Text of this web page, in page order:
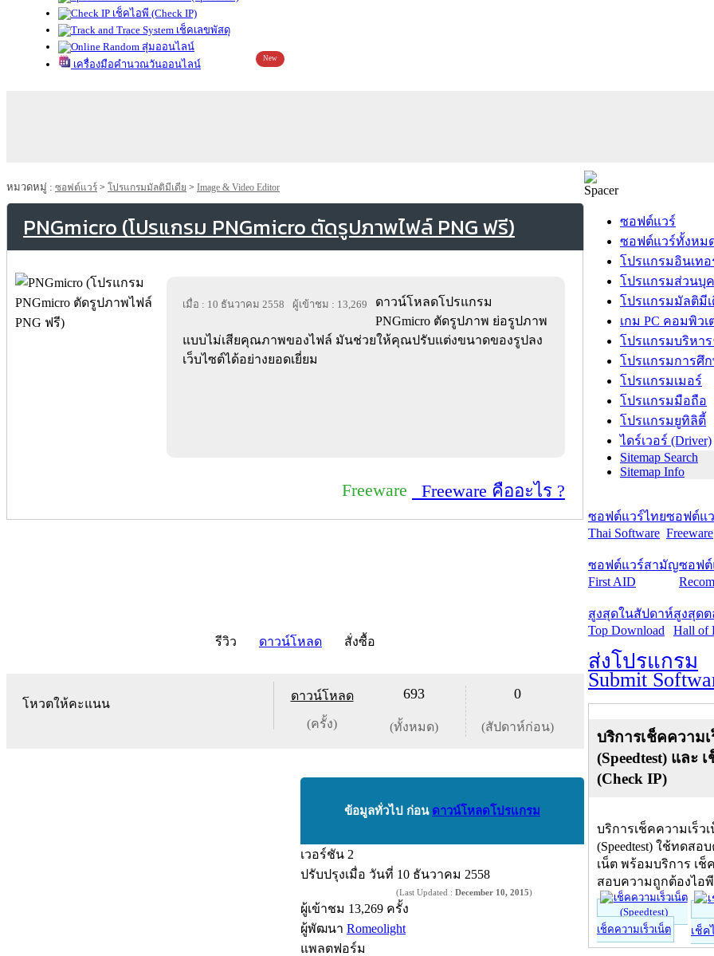
เช็คไอพี (Check IP)
เช็คเลขพัสดุ
สุ่มออนไลน์
เครื่องมือคำนวณวันออนไลน์
New
หมวดหมู่ : ซอฟต์แวร์ > โปรแกรมมัลติมีเดีย > Image & Video Editor
PNGmicro (โปรแกรม PNGmicro ตัดรูปภาพไฟล์ PNG ฟรี)
เมื่อ : 10 ธันวาคม 2558 ผู้เข้าชม : 13,269
ดาวน์โหลดโปรแกรม
PNGmicro ตัดรูปภาพ ย่อรูปภาพ
แบบไม่เสียคุณภาพของไฟล์ มันช่วยให้คุณปรับแต่งขนาดของรูปลง
เว็บไซต์ได้อย่างยอดเยี่ยม
Freeware Freeware คืออะไร ?
รีวิว ดาวน์โหลด สั่งซื้อ
โหวตให้คะแนน
ดาวน์โหลด
(ครั้ง)
693
(ทั้งหมด)
0
(สัปดาห์ก่อน)
ข้อมูลทั่วไป ก่อน ดาวน์โหลดโปรแกรม
เวอร์ชัน 2
ปรับปรุงเมื่อ วันที่ 10 ธันวาคม 2558
(Last Updated : December 10, 2015)
ผู้เข้าชม 13,269 ครั้ง
ผู้พัฒนา Romeolight
แพลตฟอร์ม
ซอฟต์แวร์
ซอฟต์แวร์ทั้งหม
โปรแกรมอินเทอ
โปรแกรมส่วนบุ
โปรแกรมมัลติมีเ
เกม PC คอมพิวเ
โปรแกรมบริหา
โปรแกรมการศึ
โปรแกรมเมอร์
โปรแกรมมือถือ
โปรแกรมยูทิลิตี้
ไดร์เวอร์ (Driver)
Sitemap Search
Sitemap Info
ซอฟต์แวร์ไทย
Thai Software
ซอฟต์แ
Freeware
ซอฟต์แวร์สามัญ
First AID
ซอฟต์
สูงสุดในสัปดาห์
Top Download
สูงสุด
Hall of
ส่งโปรแกรม
Submit
บริการเช็คความเ
(Speedtest) และ
(Check IP)
บริการเช็คความเร็ว
(Speedtest) ใช้ทดสอ
เน็ต พร้อมบริการ เช็
สอบความถูกต้องไอ
เช็คความเร็วเน็ต เช็ค